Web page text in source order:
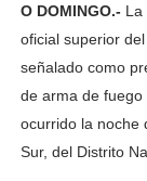
O DOMINGO.- La
oficial superior
señalado como
de arma de fuego
ocurrido la noche
Sur, del Distrito